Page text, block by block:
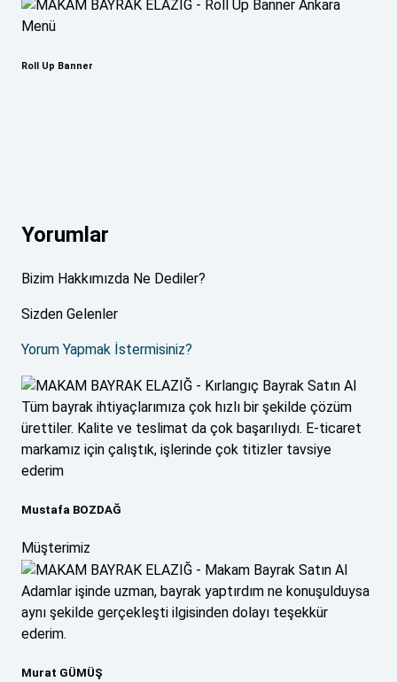
Roll Up Banner
Yorumlar
Bizim Hakkımızda Ne Dediler?
Sizden Gelenler
Yorum Yapmak İstermisiniz?
Tüm bayrak ihtiyaçlarımıza çok hızlı bir şekilde çözüm
ürettiler. Kalite ve teslimat da çok başarılıydı. E-ticaret
markamız için çalıştık, işlerinde çok titizler tavsiye
ederim
Mustafa BOZDAĞ
Müşterimiz
Adamlar işinde uzman, bayrak yaptırdım ne konuşulduysa
aynı şekilde gerçekleşti ilgisinden dolayı teşekkür
ederim.
Murat GÜMÜŞ